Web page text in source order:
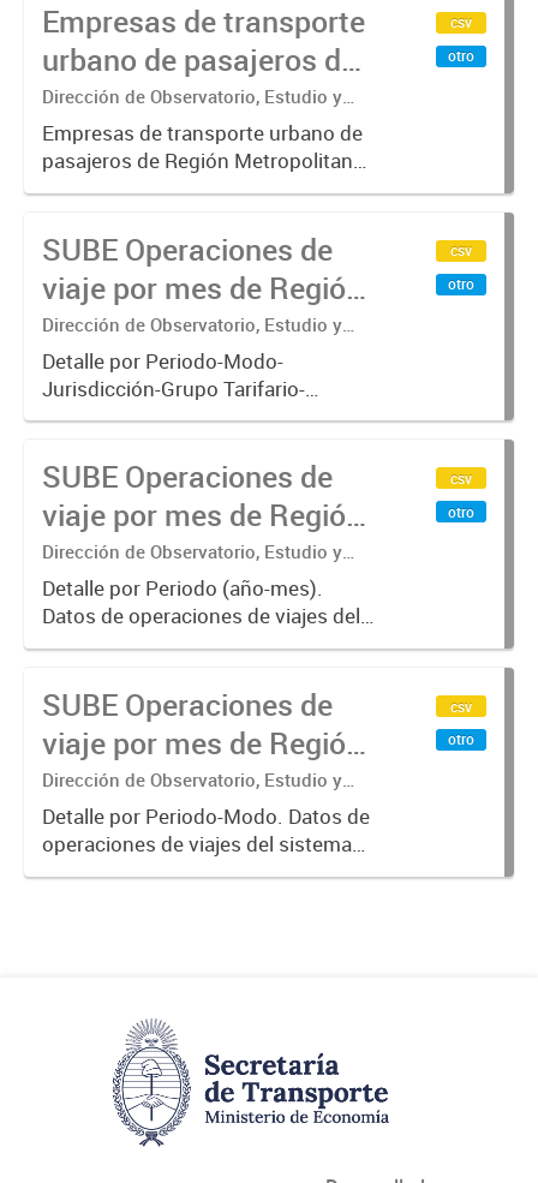
metro y colectivos. Empresas que
operan con SUBE .-
Empresas de transporte
urbano de pasajeros de
Región Metropolitana de
Buenos Aires - SUBE
Dirección de Observatorio, Estudio y
Sistemas – Ministerio de Transporte
Empresas de transporte urbano de
pasajeros de Región Metropolitana
de Buenos Aires incluyendo trenes,
Empresas que operan con
SUBE_x000D_ .-
csv
otro
SUBE Operaciones de
viaje por mes de Región
Metropolitana de
Buenos Aires, agregado
Dirección de Observatorio, Estudio y
Sistemas – Ministerio de Transporte
Detalle por Periodo-Modo-
Jurisdicción-Grupo Tarifario-
Empresa-Línea. Datos de
único de boleto electrónico(SUBE)
para el periodo registrado desde
01/01/2013 hasta...
csv
otro
SUBE Operaciones de
viaje por mes de Región
Metropolitana de
Buenos Aires, agregado
por Mes
Dirección de Observatorio, Estudio y
Sistemas – Ministerio de Transporte
Detalle por Periodo (año-mes).
Datos de operaciones de viajes del
sistema único de boleto
registrado desde 01/01/2013 hasta
31/10/2019 para líneas de
transporte...
csv
otro
SUBE Operaciones de
viaje por mes de Región
Metropolitana de
Buenos Aires, agregado
por Periodo-Modo
Dirección de Observatorio, Estudio y
Sistemas – Ministerio de Transporte
Detalle por Periodo-Modo. Datos de
operaciones de viajes del sistema
único de boleto electrónico(SUBE)
csv
otro